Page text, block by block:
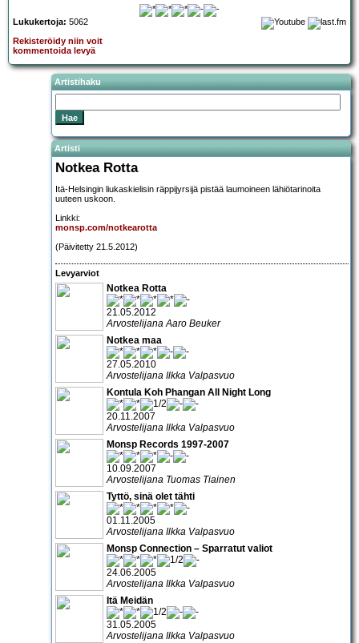
Lukukertoja: 5062
Rekisteröidy niin voit
kommentoida levyä
Artistihaku
Artisti
Notkea Rotta
Itä-Helsingin liukaskielisin räppijyrsijä pistää laumoineen lähiötarinoita
uuteen uskoon.
Linkki:
monsp.com/notkearotta
(Päivitetty 21.5.2012)
Levyarviot
Notkea Rotta
21.05.2012
Arvostelijana Aaro Beuker
Notkea maa
27.05.2010
Arvostelijana Ilkka Valpasvuo
Kontula Koh Phangan All Night Long
20.11.2007
Arvostelijana Ilkka Valpasvuo
Monsp Records 1997-2007
10.09.2007
Arvostelijana Tuomas Tiainen
Tyttö, sinä olet tähti
01.11.2005
Arvostelijana Ilkka Valpasvuo
Monsp Connection – Sparratut valiot
24.06.2005
Arvostelijana Ilkka Valpasvuo
Itä Meidän
31.05.2005
Arvostelijana Ilkka Valpasvuo